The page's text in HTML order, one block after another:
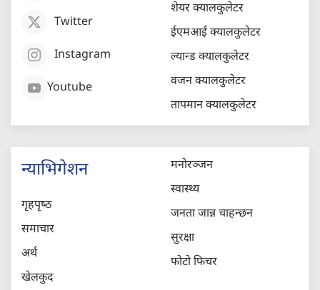
Twitter
Instagram
Youtube
शेयर क्यालकुलेटर
ईएमआई क्यालकुलेटर
ल्यान्ड क्यालकुलेटर
वजन क्यालकुलेटर
तापमान क्यालकुलेटर
न्याभिगेशन
गृहपृष्‍ठ
समाचार
अर्थ
खेलकुद
मनोरञ्जन
स्वास्थ्य
जनता जान्न चाहन्छन
सुरक्षा
फोटो फिचर